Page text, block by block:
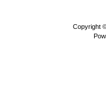
Copyright